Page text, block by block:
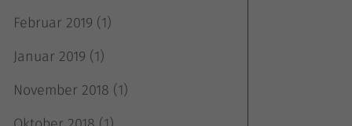
Februar 2019 (1)
Januar 2019 (1)
November 2018 (1)